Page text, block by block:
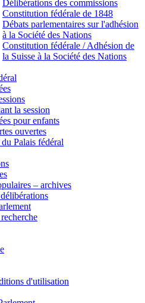
Délibérations des commissions
Constitution fédérale de 1848
Débats parlementaires sur l'adhésion
à la Société des Nations
Constitution fédérale / Adhésion de
la Suisse à la Société des Nations
la session
pour enfants
ouvertes
Palais fédéral
– archives
d'utilisation